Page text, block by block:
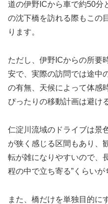
道の伊野ICから車で約50分
の沈下橋を訪れる際もこの
ります。
ただし、伊野ICからの所要
安で、実際の訪問では途中
の有無、天候によって体感
ぴったりの移動計画は避け
仁淀川流域のドライブは景
が狭く感じる区間もあり、
転が雑になりやすいので、
程の中で立ち寄る”くらいが
また、橋だけを単独目的に